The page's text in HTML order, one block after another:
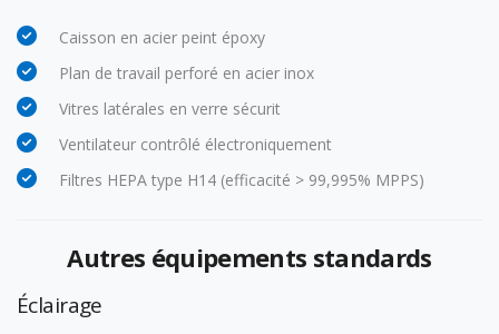
Caisson en acier peint époxy
Plan de travail perforé en acier inox
Vitres latérales en verre sécurit
Ventilateur contrôlé électroniquement
Filtres HEPA type H14 (efficacité > 99,995% MPPS)
Autres équipements standards
Éclairage